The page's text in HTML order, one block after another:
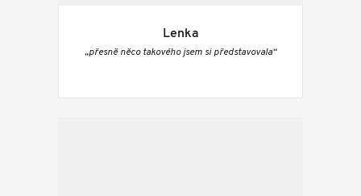
Lenka
„přesně něco takového jsem si představovala“